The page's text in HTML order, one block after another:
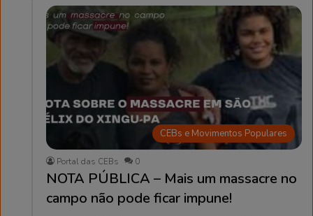
CEBs e Movimentos Populares
Portal das CEBs 0
NOTA PÚBLICA – Mais um massacre no
campo não pode ficar impune!